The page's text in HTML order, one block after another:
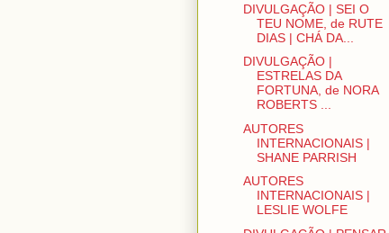
DIVULGAÇÃO | SEI O
TEU NOME, de RUTE
DIAS | CHÁ DA...
DIVULGAÇÃO |
ESTRELAS DA
FORTUNA, de NORA
ROBERTS ...
AUTORES
INTERNACIONAIS |
SHANE PARRISH
AUTORES
INTERNACIONAIS |
LESLIE WOLFE